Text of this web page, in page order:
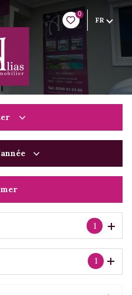
0
FR
1
1